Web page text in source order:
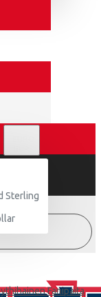
Sterling
Fanipaita